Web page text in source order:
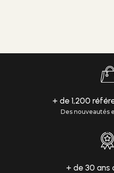
+ de 1,200
Des nouveautés
+ de 30 ans